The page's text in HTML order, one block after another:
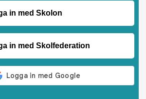
in med Skolon
in med Skolfederation